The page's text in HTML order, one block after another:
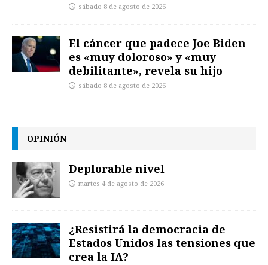
sábado 8 de agosto de 2026
El cáncer que padece Joe Biden
es «muy doloroso» y «muy
debilitante», revela su hijo
sábado 8 de agosto de 2026
OPINIÓN
Deplorable nivel
martes 4 de agosto de 2026
¿Resistirá la democracia de
Estados Unidos las tensiones que
crea la IA?